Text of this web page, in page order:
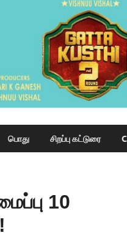
பொது சிறப்பு கட்டுரை
10